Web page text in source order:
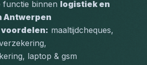
functie binnen logistiek en
Antwerpen
voordelen: maaltijdcheques,
laptop & gsm